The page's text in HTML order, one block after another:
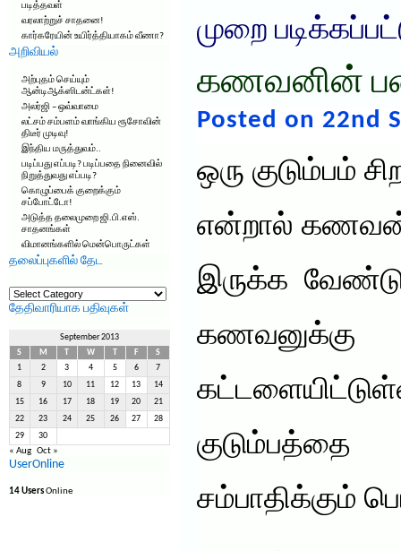
படித்தவள்
வரலாற்றுச் சாதனை!
கார்கரேயின் உயிர்த்தியாகம் வீணா?
அறிவியல்
அற்புதம் செய்யும்
ஆன்டிஆக்ஸிடன்ட்கள்!
அலர்ஜி – ஒவ்வாமை
லட்சம் சம்பளம் வாங்கிய ரூசோவின்
திடீர் முடிவு!
இந்திய மருத்துவம்..
படிப்பது எப்படி? படிப்பதை நினைவில்
நிறுத்துவது எப்படி?
கொழுப்பைக் குறைக்கும்
சப்போட்டோ!
அடுத்த தலைமுறை ஜி.பி.எஸ்.
சாதனங்கள்
விமானங்களில் மென்பொருட்கள்
தலைப்புகளில் தேட
தலைப்புகளில்
தேட
தேதிவாரியாக பதிவுகள்
September 2013
S
M W F
S
1
2 3 4 5 6 7
8 9 10 11 12 13 14
15 16 17 18 19 20 21
22 23 24 25 26 27 28
29 30
« Aug Oct »
UserOnline
14 UsersOnline
முறை
கணவனின்
Posted on 22nd
ஒரு குடும்பம்
என்றால் கணவன்
இருக்க
கணவனுக்கு
குடும்பத்தை
சம்பாதிக்கும்